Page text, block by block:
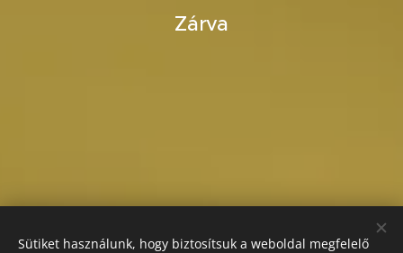
Zárva
Sütiket használunk, hogy biztosítsuk a weboldal megfelelő